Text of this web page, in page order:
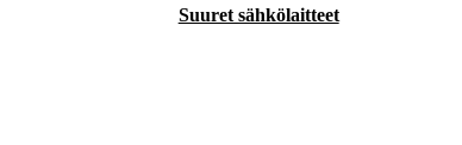
Suuret sähkölaitteet